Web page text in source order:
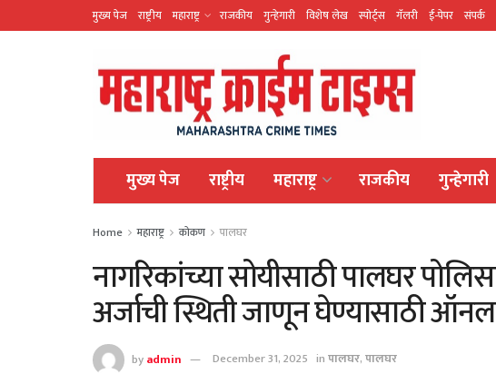
मुख्य पेज राष्ट्रीय महाराष्ट्र राजकीय गुन्हेगारी विशेष लेख स्पोर्ट्स गॅलरी ई-पेपर संपर्क
मुख्य पेज राष्ट्रीय महाराष्ट्र राजकीय गुन्हेगारी
Home महाराष्ट्र कोकण पालघर
नागरिकांच्या सोयीसाठी पालघर
अर्जाची स्थिती जाणून घेण्यासाठी
byadmin December 31, 2025 inपालघर,पालघर